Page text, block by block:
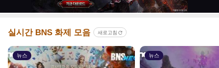
실시간 BNS 화제 모음 새로고침
뉴스 뉴스
귀무자: 검의 길, "누구나 일섬의 쾌감을 느끼도록" comment
icon
category
icon
탐험은 더하고, 손맛은 그대로 '귀무자: 검의 길'
category
icon
icon
1